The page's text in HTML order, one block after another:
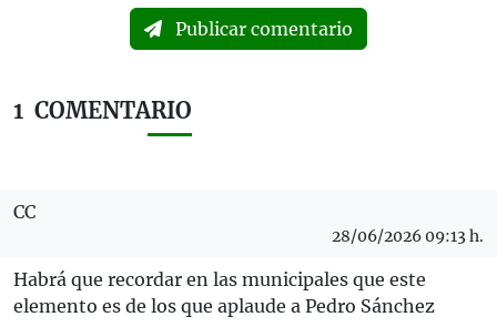
Publicar comentario
1 COMENTARIO
CC
28/06/2026 09:13 h.
Habrá que recordar en las municipales que este
elemento es de los que aplaude a Pedro Sánchez